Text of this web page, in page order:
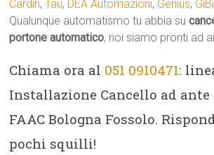
Cardin,Tau, DEA Automazioni, Genius,
Qualunque automatismo tu abbia su
portone automatico, noi siamo pronti ad
Chiama ora al 051 0910471:
Installazione Cancello ad
FAAC Bologna Fossolo.
pochi squilli!